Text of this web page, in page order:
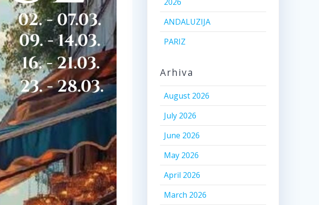
ANDALUZIJA
PARIZ
Arhiva
August 2026
July 2026
June 2026
May 2026
April 2026
March 2026